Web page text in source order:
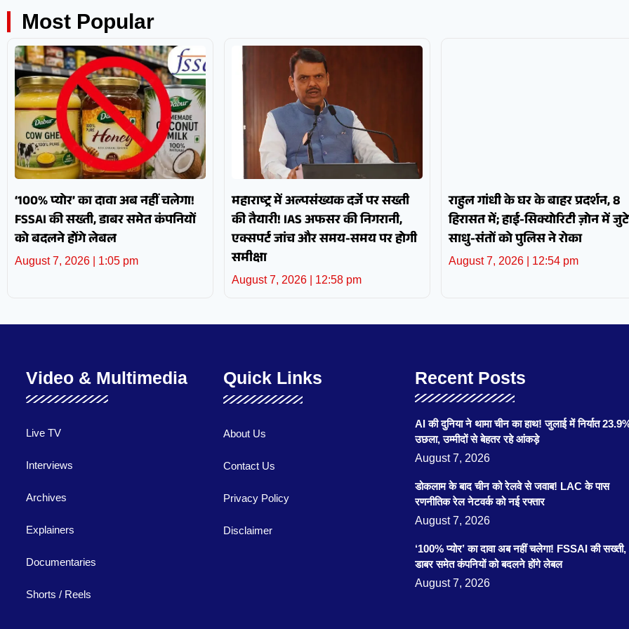
Most Popular
‘100% प्योर’ का दावा अब नहीं चलेगा!
FSSAI की सख्ती, डाबर समेत कंपनियों
को बदलने होंगे लेबल
August 7, 2026 1:05 pm
महाराष्ट्र में अल्पसंख्यक दर्जे पर सख्ती
की तैयारी! IAS अफसर की निगरानी,
एक्सपर्ट जांच और समय-समय पर होगी
समीक्षा
August 7, 2026 12:58 pm
राहुल गांधी के घर के बाहर प्रदर्शन, 8
हिरासत में; हाई-सिक्योरिटी ज़ोन में जुटे
साधु-संतों को पुलिस ने रोका
August 7, 2026 12:54 pm
Video & Multimedia
Live TV
Interviews
Archives
Explainers
Documentaries
Shorts / Reels
Quick Links
About Us
Contact Us
Privacy Policy
Disclaimer
Recent Posts
AI की दुनिया ने थामा चीन का हाथ! जुलाई में निर्यात
उछला, उम्मीदों से बेहतर रहे आंकड़े
August 7, 2026
डोकलाम के बाद चीन को रेलवे से जवाब! LAC के पास
रणनीतिक रेल नेटवर्क को नई रफ्तार
August 7, 2026
‘100% प्योर’ का दावा अब नहीं चलेगा! FSSAI की सख्ती,
डाबर समेत कंपनियों को बदलने होंगे लेबल
August 7, 2026